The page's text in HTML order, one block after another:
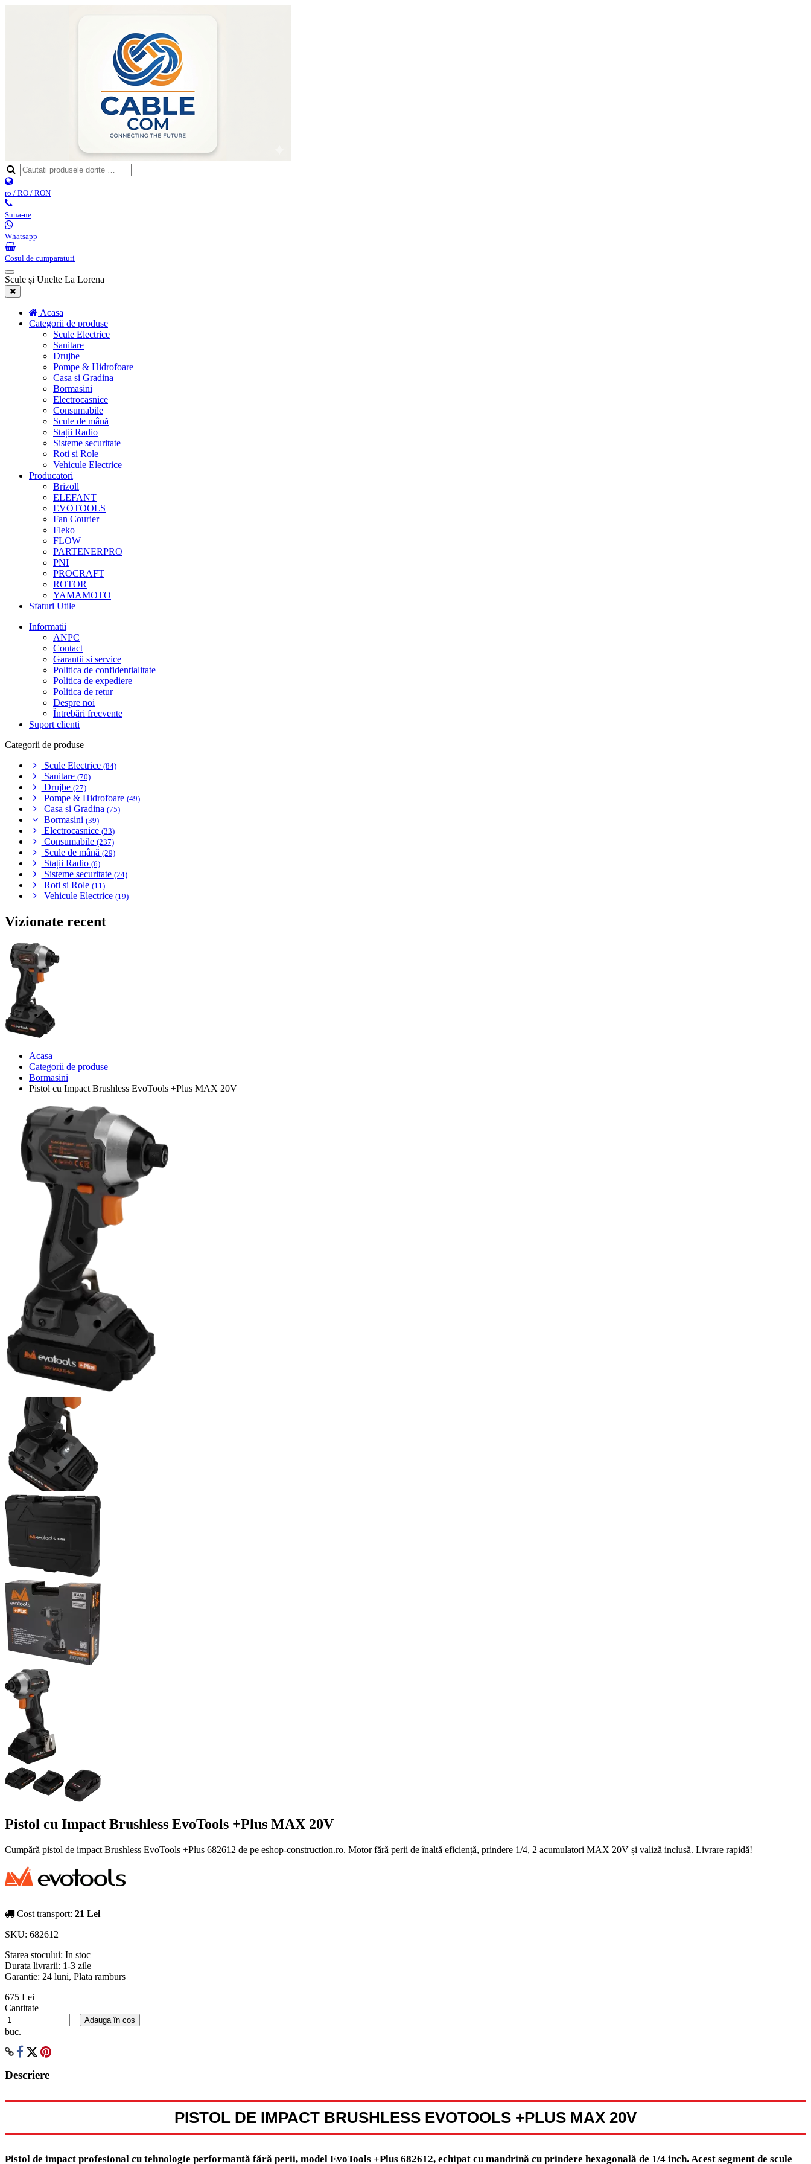
ro / RO / RON
Suna-ne
Whatsapp
Cosul de cumparaturi
Scule și Unelte La Lorena
Acasa
Categorii de produse
Scule Electrice
Sanitare
Drujbe
Pompe & Hidrofoare
Casa si Gradina
Bormasini
Electrocasnice
Consumabile
Scule de mână
Stații Radio
Sisteme securitate
Roti si Role
Vehicule Electrice
Producatori
Brizoll
ELEFANT
EVOTOOLS
Fan Courier
Fleko
FLOW
PARTENERPRO
PNI
PROCRAFT
ROTOR
YAMAMOTO
Sfaturi Utile
Informatii
ANPC
Contact
Garantii si service
Politica de confidentialitate
Politica de expediere
Politica de retur
Despre noi
Întrebări frecvente
Suport clienti
Categorii de produse
Scule Electrice (84)
Sanitare (70)
Drujbe (27)
Pompe & Hidrofoare (49)
Casa si Gradina (75)
Bormasini (39)
Electrocasnice (33)
Consumabile (237)
Scule de mână (29)
Stații Radio (6)
Sisteme securitate (24)
Roti si Role (11)
Vehicule Electrice (19)
Vizionate recent
Acasa
Categorii de produse
Bormasini
Pistol cu Impact Brushless EvoTools +Plus MAX 20V
Pistol cu Impact Brushless EvoTools +Plus MAX 20V
Cumpără pistol de impact Brushless EvoTools +Plus 682612 de pe eshop-construction.ro. Motor fără perii de înaltă eficiență, prindere 1/4, 2 acumulatori MAX 20V și valiză inclusă. Livrare rapidă!
Cost transport: 21 Lei
SKU: 682612
Starea stocului: In stoc
Durata livrarii: 1-3 zile
Garantie: 24 luni, Plata ramburs
675 Lei
Cantitate
buc.
Adauga în cos
Descriere
PISTOL DE IMPACT BRUSHLESS EVOTOOLS +PLUS MAX 20V
Pistol de impact profesional cu tehnologie performantă fără perii, model EvoTools +Plus 682612, echipat cu mandrină cu prindere hexagonală de 1/4 inch. Acest segment de scule